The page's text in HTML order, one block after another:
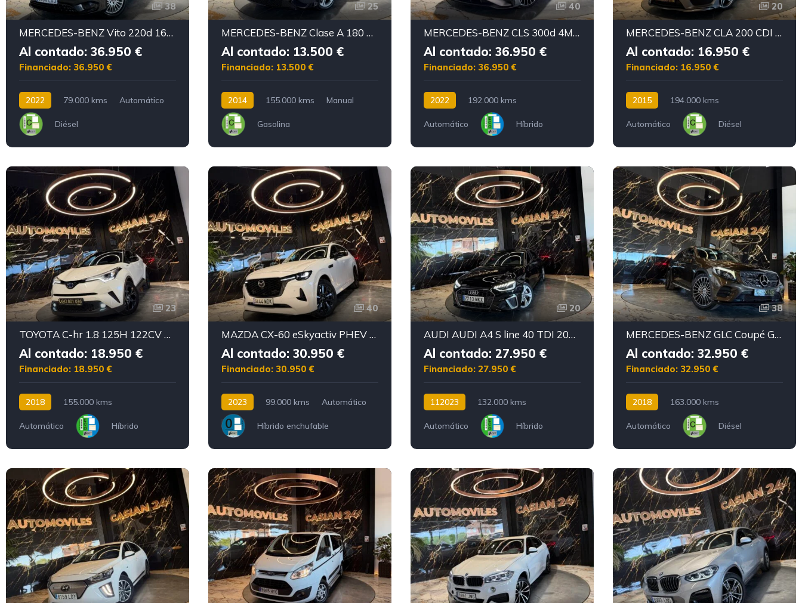
38
MERCEDES-BENZ Vito 220d 163CV 9Plazas Motor mercedes con cadena irrompible
Al contado: 36.950 €
Financiado: 36.950 €
2022 79.000 kms Automático
Diésel
25
MERCEDES-BENZ Clase A 180 Sport Urban Motor mercedes con CADENA IRROMPIBLE
Al contado: 13.500 €
Financiado: 13.500 €
2014 155.000 kms Manual
Gasolina
40
MERCEDES-BENZ CLS 300d 4MATIC AMG FULL 265CV
Al contado: 36.950 €
Financiado: 36.950 €
2022 192.000 kms
Automático Híbrido
20
MERCEDES-BENZ CLA 200 CDI 2.2 AMG Line Shooting Brake
Al contado: 16.950 €
Financiado: 16.950 €
2015 194.000 kms
Automático Diésel
23
TOYOTA C-hr 1.8 125H 122CV DYNAMIC GRAPHIC
Al contado: 18.950 €
Financiado: 18.950 €
2018 155.000 kms
Automático Híbrido
40
MAZDA CX-60 eSkyactiv PHEV AWD PrimeLine
Al contado: 30.950 €
Financiado: 30.950 €
2023 99.000 kms Automático
Híbrido enchufable
20
AUDI AUDI A4 S line 40 TDI 204CV quattro
Al contado: 27.950 €
Financiado: 27.950 €
112023 132.000 kms
Automático Híbrido
38
MERCEDES-BENZ GLC Coupé GLC 250 d 4MATIC
Al contado: 32.950 €
Financiado: 32.950 €
2018 163.000 kms
Automático Diésel